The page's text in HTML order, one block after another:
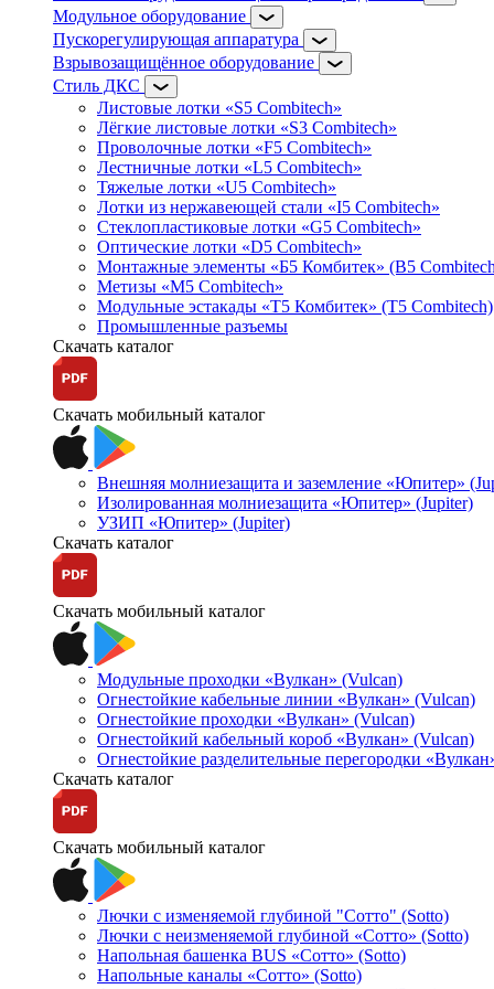
Модульное оборудование
Пускорегулирующая аппаратура
Взрывозащищённое оборудование
Стиль ДКС
Листовые лотки «S5 Combitech»
Лёгкие листовые лотки «S3 Combitech»
Проволочные лотки «F5 Combitech»
Лестничные лотки «L5 Combitech»
Тяжелые лотки «U5 Combitech»
Лотки из нержавеющей стали «I5 Combitech»
Стеклопластиковые лотки «G5 Combitech»
Оптические лотки «D5 Combitech»
Монтажные элементы «Б5 Комбитек» (B5
Метизы «M5 Combitech»
Модульные эстакады «Т5 Комбитек» (T5 Combitech)
Промышленные разъемы
Скачать каталог
Скачать мобильный каталог
Внешняя молниезащита и заземление «Юпитер»
Изолированная молниезащита «Юпитер» (Jupiter)
УЗИП «Юпитер» (Jupiter)
Скачать каталог
Скачать мобильный каталог
Модульные проходки «Вулкан» (Vulcan)
Огнестойкие кабельные линии «Вулкан» (Vulcan)
Огнестойкие проходки «Вулкан» (Vulcan)
Огнестойкий кабельный короб «Вулкан» (Vulcan)
Огнестойкие разделительные перегородки
Скачать каталог
Скачать мобильный каталог
Лючки с изменяемой глубиной "Сотто" (Sotto)
Лючки с неизменяемой глубиной «Сотто» (Sotto)
Напольная башенка BUS «Сотто» (Sotto)
Напольные каналы «Сотто» (Sotto)